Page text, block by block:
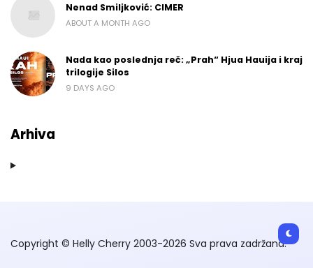
Nenad Smiljković: CIMER
ABOUT A MONTH AGO
Nada kao poslednja reč: „Prah“ Hjua Hauija i kraj
trilogije Silos
9 DAYS AGO
Arhiva
Copyright © Helly Cherry 2003-2026 Sva prava zadržana.